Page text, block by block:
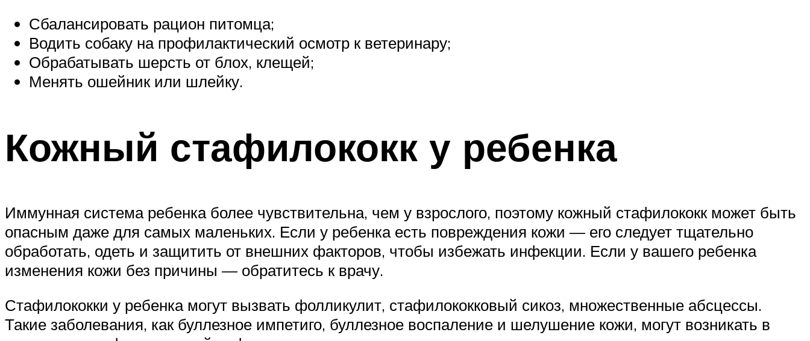
Сбалансировать рацион питомца;
Водить собаку на профилактический осмотр к ветеринару;
Обрабатывать шерсть от блох, клещей;
Менять ошейник или шлейку.
Кожный стафилококк у ребенка
Иммунная система ребенка более чувствительна, чем у взрослого, поэтому кожный стафилококк может быть
опасным даже для самых маленьких. Если у ребенка есть повреждения кожи — его следует тщательно
обработать, одеть и защитить от внешних факторов, чтобы избежать инфекции. Если у вашего ребенка
изменения кожи без причины — обратитесь к врачу.
Стафилококки у ребенка могут вызвать фолликулит, стафилококковый сикоз, множественные абсцессы.
Такие заболевания, как буллезное импетиго, буллезное воспаление и шелушение кожи, могут возникать в